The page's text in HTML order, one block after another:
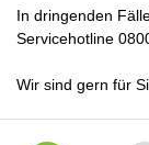
In dringenden
Servicehotline
Wir sind gern für